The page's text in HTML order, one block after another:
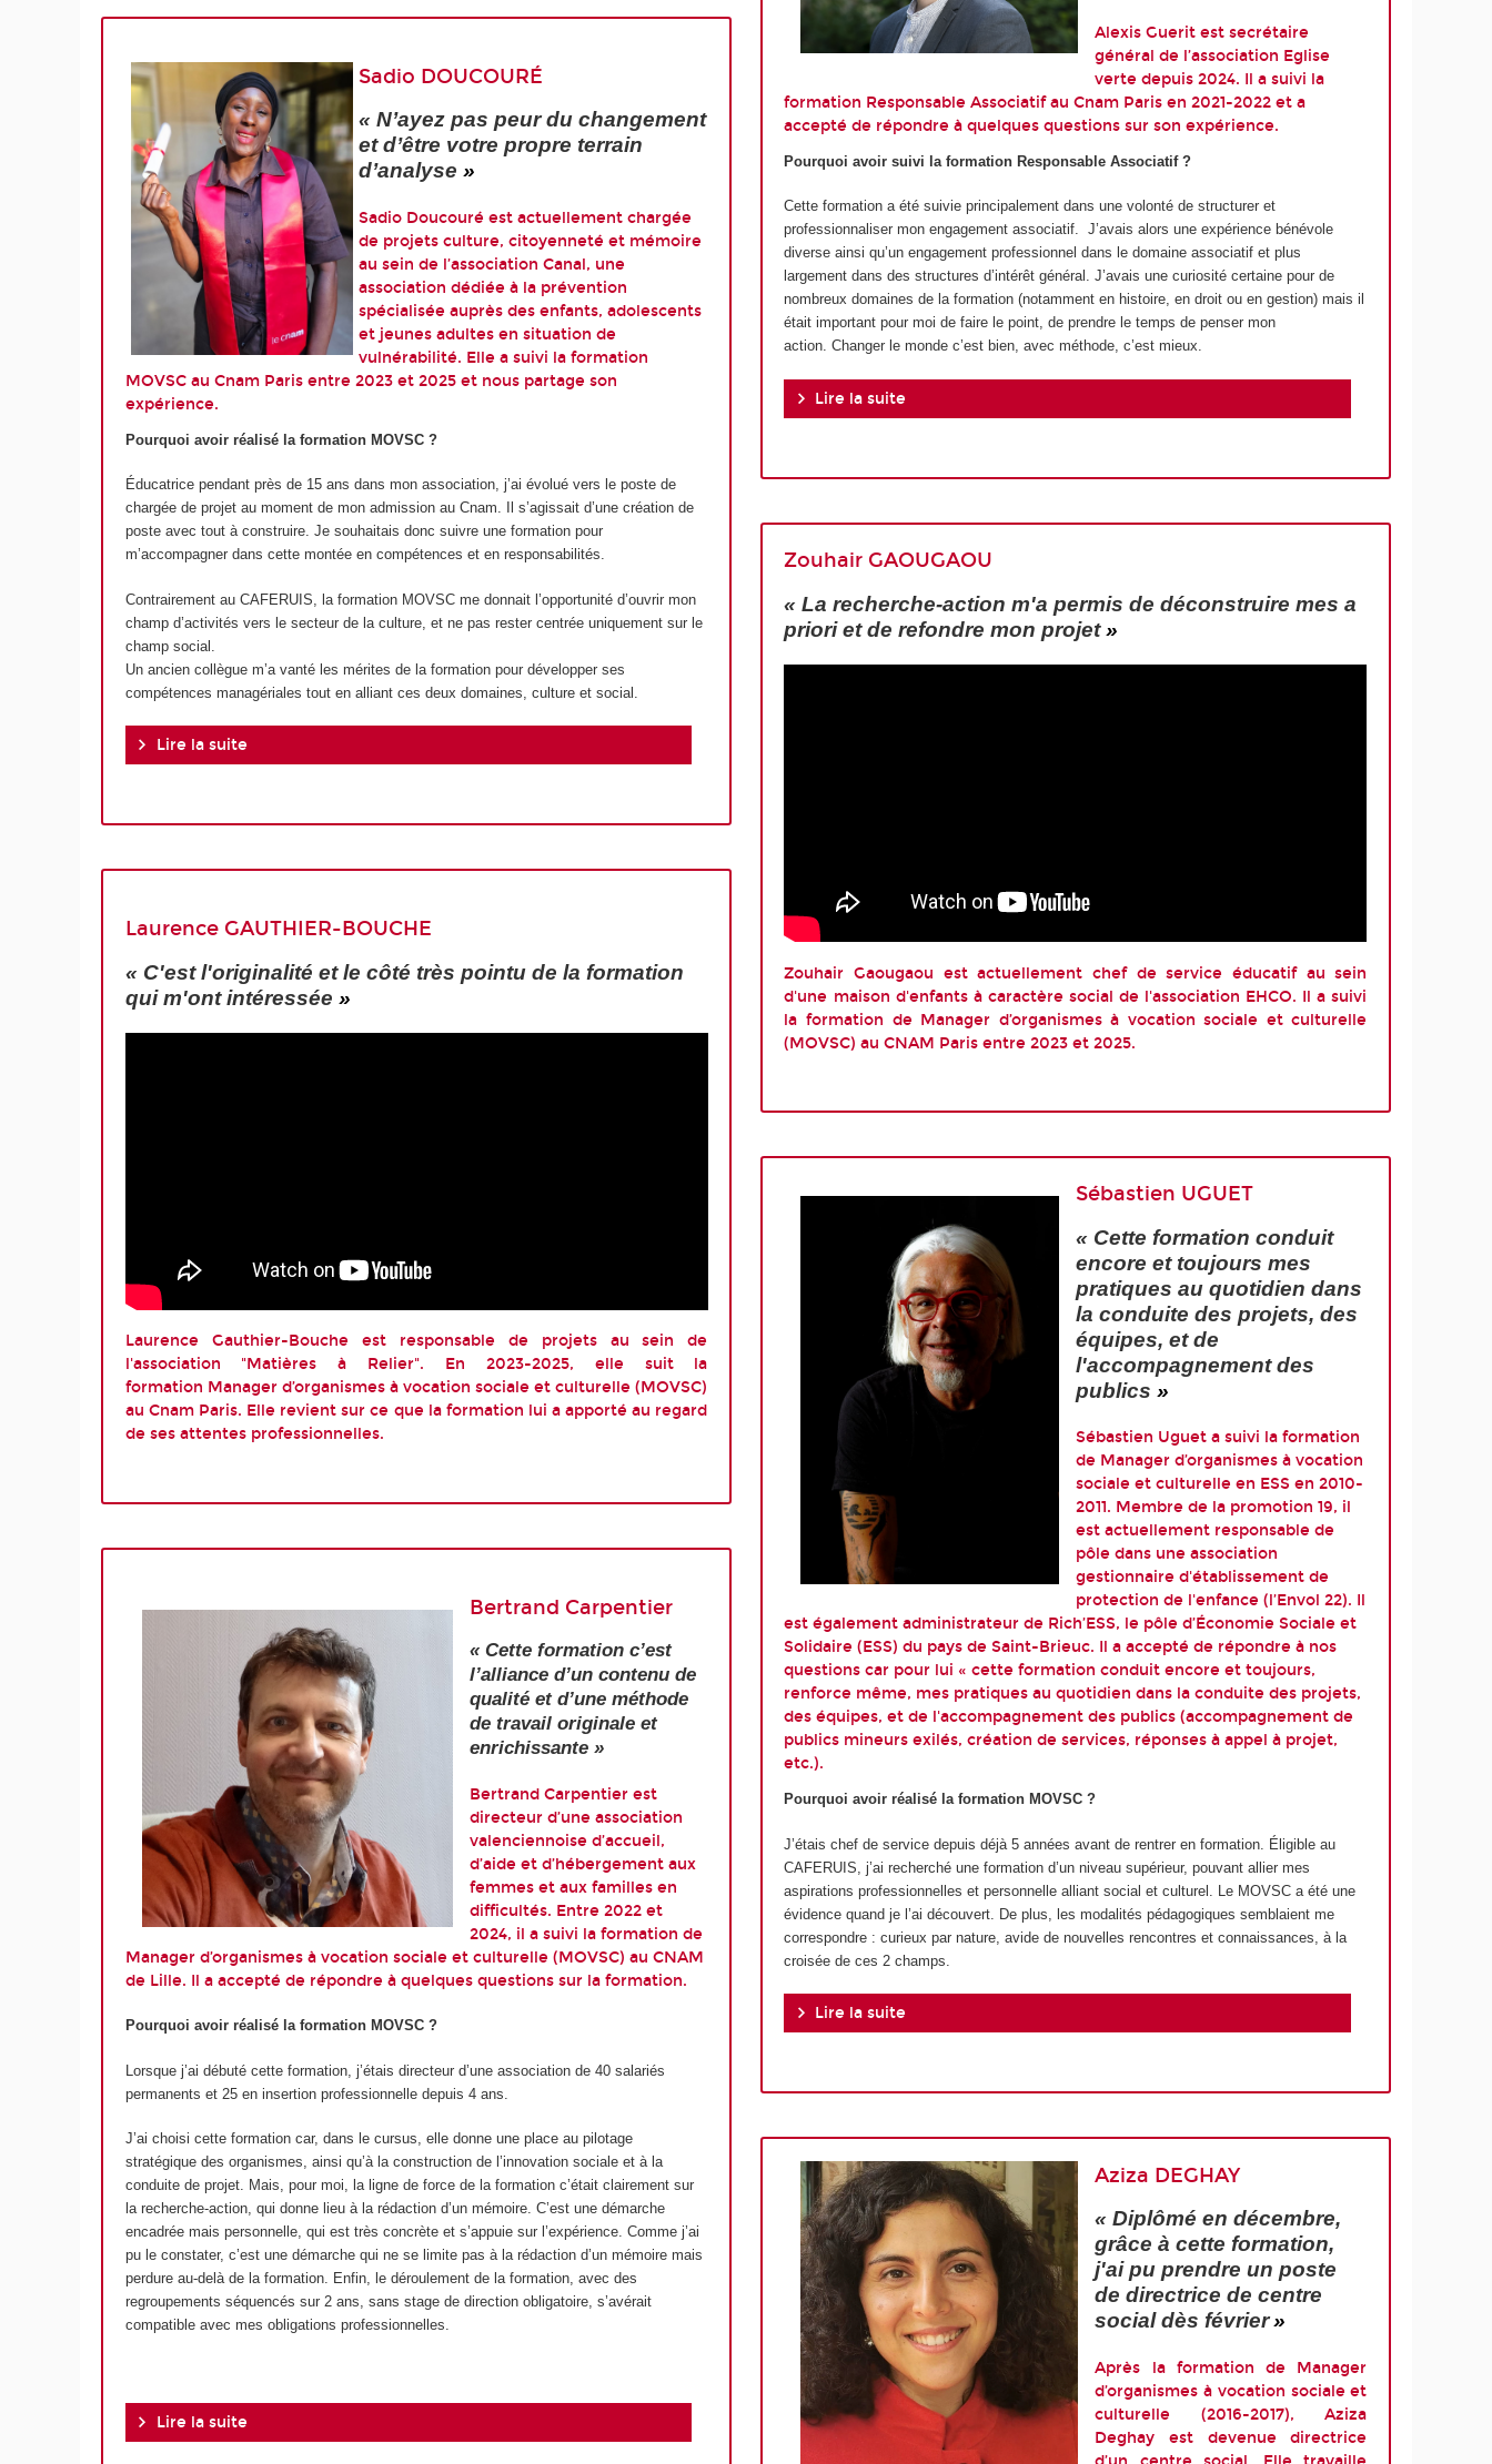
Sadio DOUCOURÉ
« N’ayez pas peur du changement
et d’être votre propre terrain
d’analyse »
Sadio Doucouré est actuellement chargée
de projets culture, citoyenneté et mémoire
au sein de l’association Canal, une
association dédiée à la prévention
spécialisée auprès des enfants, adolescents
et jeunes adultes en situation de
vulnérabilité. Elle a suivi la formation
MOVSC au Cnam Paris entre 2023 et 2025 et nous partage son
expérience.
Pourquoi avoir réalisé la formation MOVSC ?
Éducatrice pendant près de 15 ans dans mon association, j’ai évolué vers le poste de
chargée de projet au moment de mon admission au Cnam. Il s’agissait d’une création de
poste avec tout à construire. Je souhaitais donc suivre une formation pour
m’accompagner dans cette montée en compétences et en responsabilités.
Contrairement au CAFERUIS, la formation MOVSC me donnait l’opportunité d’ouvrir mon
champ d’activités vers le secteur de la culture, et ne pas rester centrée uniquement sur le
champ social.
Un ancien collègue m’a vanté les mérites de la formation pour développer ses
compétences managériales tout en alliant ces deux domaines, culture et social.
Lire la suite
Laurence GAUTHIER-BOUCHE
« C'est l'originalité et le côté très pointu de la formation
qui m'ont intéressée »
Laurence Gauthier-Bouche est responsable de projets au sein de
l'association "Matières à Relier". En 2023-2025, elle suit la
formation Manager d’organismes à vocation sociale et culturelle (MOVSC)
au Cnam Paris. Elle revient sur ce que la formation lui a apporté au regard
de ses attentes professionnelles.
Bertrand Carpentier
« Cette formation c’est
l’alliance d’un contenu de
qualité et d’une méthode
de travail originale et
enrichissante »
Bertrand Carpentier est
directeur d’une association
valenciennoise d’accueil,
d’aide et d’hébergement aux
femmes et aux familles en
difficultés. Entre 2022 et
2024, il a suivi la formation de
Manager d’organismes à vocation sociale et culturelle (MOVSC) au CNAM
de Lille. Il a accepté de répondre à quelques questions sur la formation.
Pourquoi avoir réalisé la formation MOVSC ?
Lorsque j’ai débuté cette formation, j’étais directeur d’une association de 40 salariés
permanents et 25 en insertion professionnelle depuis 4 ans.
J’ai choisi cette formation car, dans le cursus, elle donne une place au pilotage
stratégique des organismes, ainsi qu’à la construction de l’innovation sociale et à la
conduite de projet. Mais, pour moi, la ligne de force de la formation c’était clairement sur
la recherche-action, qui donne lieu à la rédaction d’un mémoire. C’est une démarche
encadrée mais personnelle, qui est très concrète et s’appuie sur l’expérience. Comme j’ai
pu le constater, c’est une démarche qui ne se limite pas à la rédaction d’un mémoire mais
perdure au-delà de la formation. Enfin, le déroulement de la formation, avec des
regroupements séquencés sur 2 ans, sans stage de direction obligatoire, s’avérait
compatible avec mes obligations professionnelles.
Lire la suite
Alexis Guerit est secrétaire
général de l’association Eglise
verte depuis 2024. Il a suivi la
formation Responsable Associatif au Cnam Paris en 2021-2022 et a
accepté de répondre à quelques questions sur son expérience.
Pourquoi avoir suivi la formation Responsable Associatif ?
Cette formation a été suivie principalement dans une volonté de structurer et
professionnaliser mon engagement associatif. J’avais alors une expérience bénévole
diverse ainsi qu’un engagement professionnel dans le domaine associatif et plus
largement dans des structures d’intérêt général. J’avais une curiosité certaine pour de
nombreux domaines de la formation (notamment en histoire, en droit ou en gestion) mais il
était important pour moi de faire le point, de prendre le temps de penser mon
action. Changer le monde c’est bien, avec méthode, c’est mieux.
Lire la suite
Zouhair GAOUGAOU
« La recherche-action m'a permis de déconstruire mes a
priori et de refondre mon projet»
Zouhair Gaougaou est actuellement chef de service éducatif au sein
d'une maison d'enfants à caractère social de l'association EHCO. Il a suivi
la formation de Manager d’organismes à vocation sociale et culturelle
(MOVSC) au CNAM Paris entre 2023 et 2025.
Sébastien UGUET
« Cette formation conduit
encore et toujours mes
pratiques au quotidien dans
la conduite des projets, des
équipes, et de
l'accompagnement des
publics»
Sébastien Uguet a suivi la formation
de Manager d’organismes à vocation
sociale et culturelle en ESS en 2010-
2011. Membre de la promotion 19, il
est actuellement responsable de
pôle dans une association
gestionnaire d'établissement de
protection de l'enfance (l’Envol 22). Il
est également administrateur de Rich’ESS, le pôle d’Économie Sociale et
Solidaire (ESS) du pays de Saint-Brieuc. Il a accepté de répondre à nos
questions car pour lui « cette formation conduit encore et toujours,
renforce même, mes pratiques au quotidien dans la conduite des projets,
des équipes, et de l'accompagnement des publics (accompagnement de
publics mineurs exilés, création de services, réponses à appel à projet,
etc.).
Pourquoi avoir réalisé la formation MOVSC ?
J’étais chef de service depuis déjà 5 années avant de rentrer en formation. Éligible au
CAFERUIS, j’ai recherché une formation d’un niveau supérieur, pouvant allier mes
aspirations professionnelles et personnelle alliant social et culturel. Le MOVSC a été une
évidence quand je l’ai découvert. De plus, les modalités pédagogiques semblaient me
correspondre : curieux par nature, avide de nouvelles rencontres et connaissances, à la
croisée de ces 2 champs.
Lire la suite
Aziza DEGHAY
« Diplômé en décembre,
grâce à cette formation,
j'ai pu prendre un poste
de directrice de centre
social dès février»
Après la formation de Manager
d’organismes à vocation sociale et
culturelle (2016-2017), Aziza
Deghay est devenue directrice